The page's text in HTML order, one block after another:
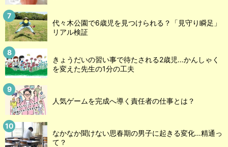
代々木公園で6歳児を見つけられる？「見守り瞬足」
リアル検証
きょうだいの習い事で待たされる2歳児...かんしゃく
を変えた先生の1分の工夫
人気ゲームを完成へ導く責任者の仕事とは？
なかなか聞けない思春期の男子に起きる変化…精通っ
て？